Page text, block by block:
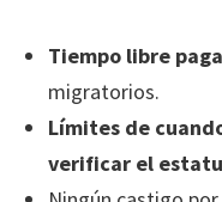
Tiempo libre
migratorios.
Límites de
verificar el